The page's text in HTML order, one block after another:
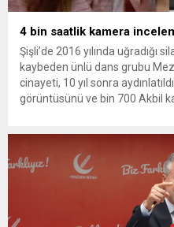
4 bin saatlik kamera
Şişli’de 2016 yılında uğradığı
kaybeden ünlü dans grubu
cinayeti, 10 yıl sonra
görüntüsünü ve bin 700 Akbil